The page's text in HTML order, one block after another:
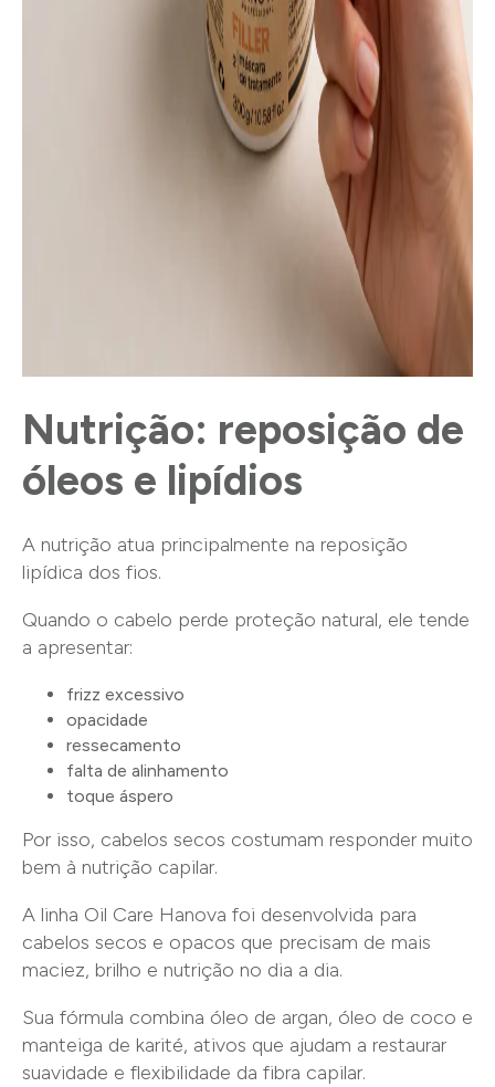
Nutrição: reposição de
óleos e lipídios
A nutrição atua principalmente na reposição
lipídica dos fios.
Quando o cabelo perde proteção natural, ele tende
a apresentar:
frizz excessivo
opacidade
ressecamento
falta de alinhamento
toque áspero
Por isso, cabelos secos costumam responder muito
bem à nutrição capilar.
A linha Oil Care Hanova foi desenvolvida para
cabelos secos e opacos que precisam de mais
maciez, brilho e nutrição no dia a dia.
Sua fórmula combina óleo de argan, óleo de coco e
manteiga de karité, ativos que ajudam a restaurar
suavidade e flexibilidade da fibra capilar.